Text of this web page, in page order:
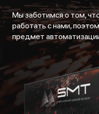
Мы заботимся о том,
работать с нами,
предмет